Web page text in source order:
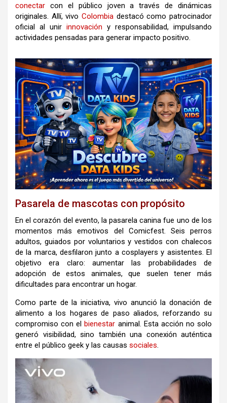
conectar con el público joven a través de dinámicas
originales. Allí, vivo Colombia destacó como patrocinador
oficial al unir innovación y responsabilidad, impulsando
actividades pensadas para generar impacto positivo.
Pasarela de mascotas con propósito
En el corazón del evento, la pasarela canina fue uno de los
momentos más emotivos del Comicfest. Seis perros
adultos, guiados por voluntarios y vestidos con chalecos
de la marca, desfilaron junto a cosplayers y asistentes. El
objetivo era claro: aumentar las probabilidades de
adopción de estos animales, que suelen tener más
dificultades para encontrar un hogar.
Como parte de la iniciativa, vivo anunció la donación de
alimento a los hogares de paso aliados, reforzando su
compromiso con el bienestar animal. Esta acción no solo
generó visibilidad, sino también una conexión auténtica
entre el público geek y las causas sociales.